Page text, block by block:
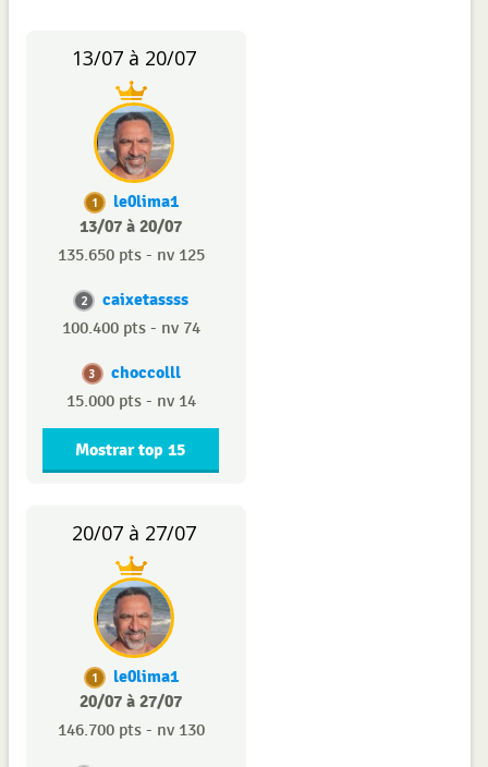
13/07 à 20/07
1
le0lima1
13/07 à 20/07
135.650 pts - nv 125
2 caixetassss
100.400 pts - nv 74
3 choccolll
15.000 pts - nv 14
Mostrar top 15
20/07 à 27/07
1
le0lima1
20/07 à 27/07
146.700 pts - nv 130